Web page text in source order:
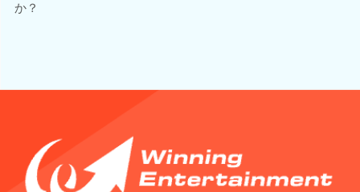
か？